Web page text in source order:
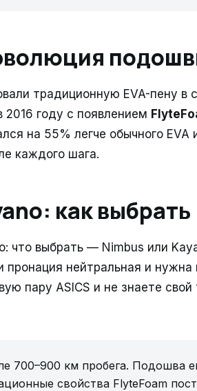
традиционную EVA-пену в
году с появлением
на 55% легче обычного
каждого шага.
как выбрать
что выбрать — Nimbus или
пронация нейтральная и нужна
пару ASICS и не знаете
700–900 км пробега. Подошва
свойства FlyteFoam